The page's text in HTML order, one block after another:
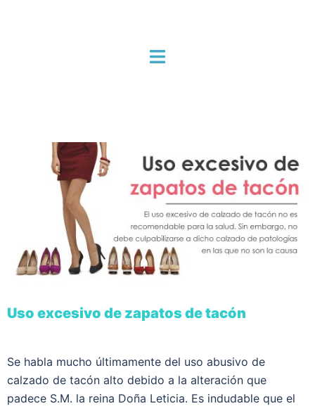
Uso excesivo de zapatos de tacón
Se habla mucho últimamente del uso abusivo de
calzado de tacón alto debido a la alteración que
padece S.M. la reina Doña Leticia. Es indudable que el